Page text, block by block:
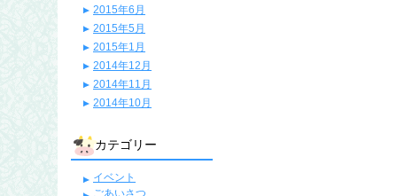
2015年6月
2015年5月
2015年1月
2014年12月
2014年11月
2014年10月
カテゴリー
イベント
ごあいさつ